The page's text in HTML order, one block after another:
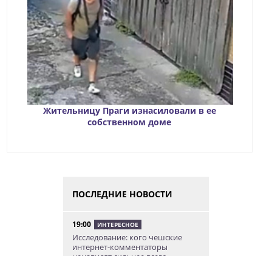
Жительницу Праги изнасиловали в ее
собственном доме
ПОСЛЕДНИЕ НОВОСТИ
19:00 ИНТЕРЕСНОЕ
Исследование: кого чешские
интернет-комментаторы